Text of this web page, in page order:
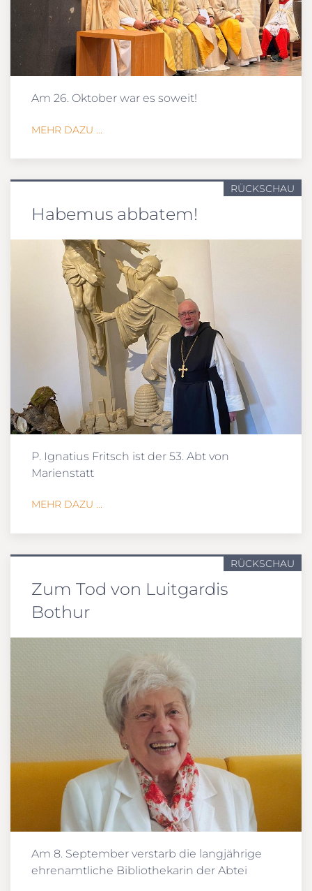
Am 26. Oktober war es soweit!
MEHR DAZU ...
RÜCKSCHAU
Habemus abbatem!
P. Ignatius Fritsch ist der 53. Abt von
Marienstatt
MEHR DAZU ...
RÜCKSCHAU
Zum Tod von Luitgardis
Bothur
Am 8. September verstarb die langjährige
ehrenamtliche Bibliothekarin der Abtei